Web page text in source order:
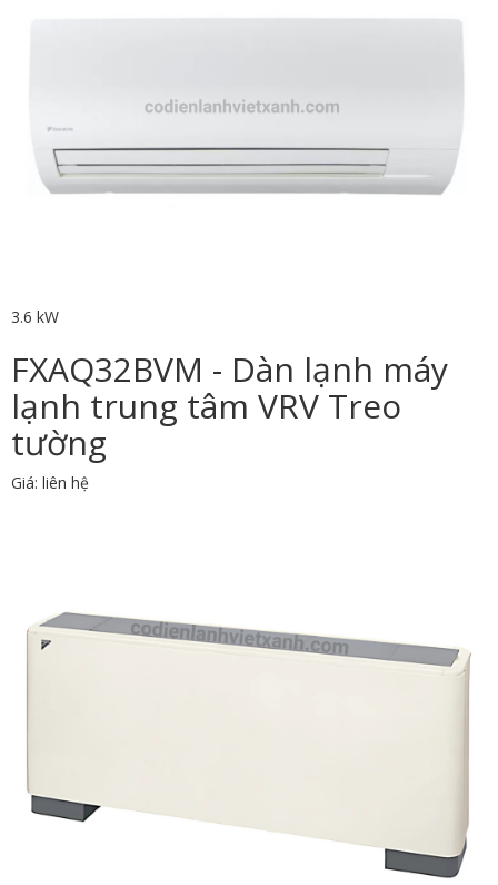
3.6 kW
FXAQ32BVM - Dàn lạnh máy
lạnh trung tâm VRV Treo
tường
Giá: liên hệ